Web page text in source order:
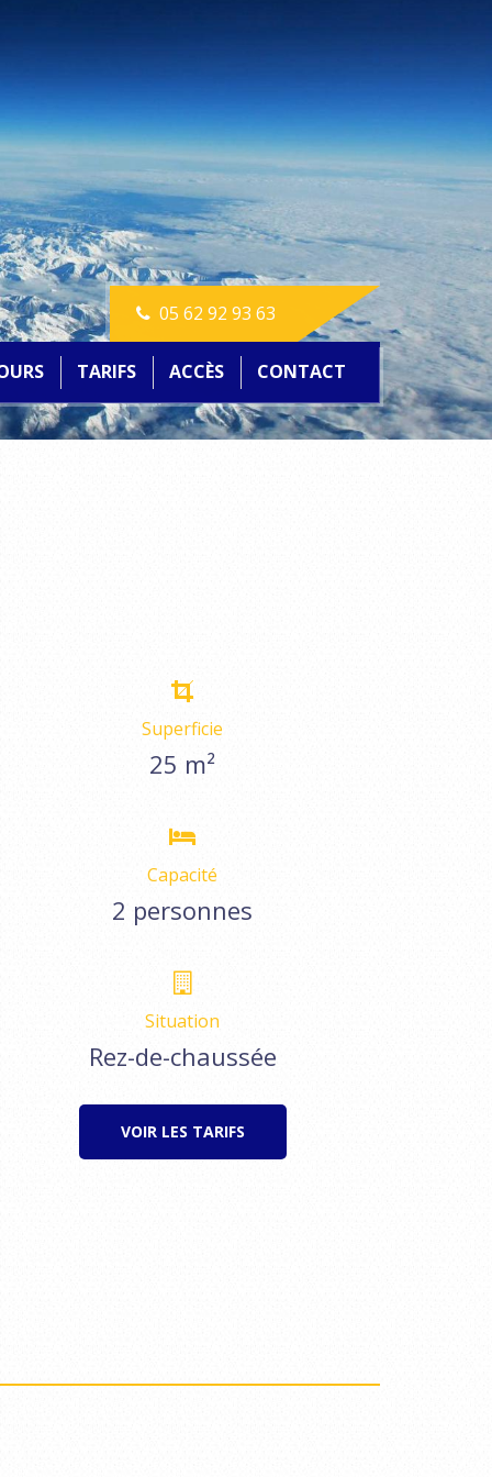
05 62 92 93 63
TARIFS ACCÈS CONTACT
Superficie
25 m²
Capacité
2 personnes
Situation
Rez-de-chaussée
VOIR LES TARIFS